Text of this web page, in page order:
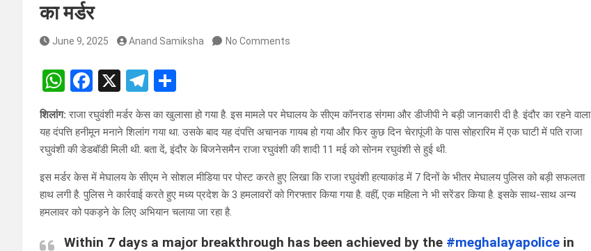
का मर्डर
June 9, 2025 Anand Samiksha No Comments
W
at
s
A
p
p
F
a
ce
b
o
o
k
X
T
e
gr
a
m
ar
e
शिलांग: राजा रघुवंशी मर्डर केस का खुलासा हो गया है. इस मामले पर मेघालय के सीएम कॉनराड संगमा और डीजीपी ने बड़ी जानकारी दी है. इंदौर का रहने वाला
यह दंपत्ति हनीमून मनाने शिलांग गया था. उसके बाद यह दंपत्ति अचानक गायब हो गया और फिर कुछ दिन चेरापूंजी के पास सोहरारिम में एक घाटी में पति राजा
रघुवंशी की डेडबॉडी मिली थी. बता दें, इंदौर के बिजनेसमैन राजा रघुवंशी की शादी 11 मई को सोनम रघुवंशी से हुई थी.
इस मर्डर केस में मेघालय के सीएम ने सोशल मीडिया पर पोस्ट करते हुए लिखा कि राजा रघुवंशी हत्याकांड में 7 दिनों के भीतर मेघालय पुलिस को बड़ी सफलता
हाथ लगी है. पुलिस ने कार्रवाई करते हुए मध्य प्रदेश के 3 हमलावरों को गिरफ्तार किया गया है. वहीं, एक महिला ने भी सरेंडर किया है. इसके साथ-साथ अन्य
हमलावर को पकड़ने के लिए अभियान चलाया जा रहा है.
Within 7 days a major breakthrough has been achieved by the #meghalayapolice in